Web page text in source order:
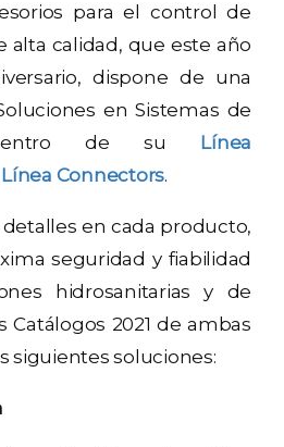
para el control de
alta calidad, que este año
dispone de una
en Sistemas de
dentro de su Línea
Línea Connectors.
en cada producto,
seguridad y fiabilidad
hidrosanitarias y de
Catálogos 2021 de ambas
siguientes soluciones: